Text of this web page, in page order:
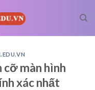
màn hình
xác nhất